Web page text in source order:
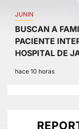
JUNIN
BUSCAN A
PACIENTE
HOSPITAL DE
hace 10 horas